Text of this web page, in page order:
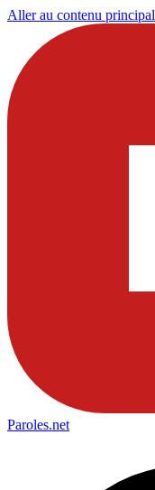
Aller au contenu principal
Paroles.net